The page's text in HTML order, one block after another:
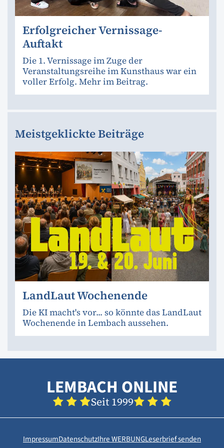
Erfolgreicher Vernissage-
Auftakt
Die 1. Vernissage im Zuge der
Veranstaltungsreihe im Kunsthaus war ein
voller Erfolg. Mehr im Beitrag.
Meistgeklickte Beiträge
LandLaut Wochenende
Die KI macht's vor... so könnte das LandLaut
Wochenende in Lembach aussehen.
LEMBACH ONLINE
Seit 1999
ImpressumDatenschutzIhre WERBUNGLeserbrief senden